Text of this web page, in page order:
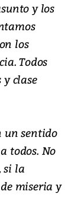
y los
los
Todos
clase
un sentido
todos. No
si la
miseria y